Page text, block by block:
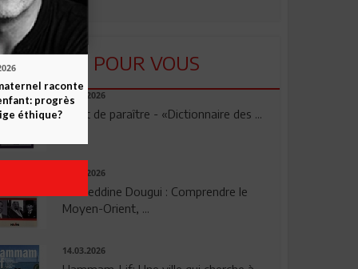
LU POUR VOUS
23.04.2026
Vient de paraître - «Dictionnaire des ...
17.03.2026
Noureddine Dougui : Comprendre le
Moyen-Orient, ...
14.03.2026
raconte
progrès
éthique?